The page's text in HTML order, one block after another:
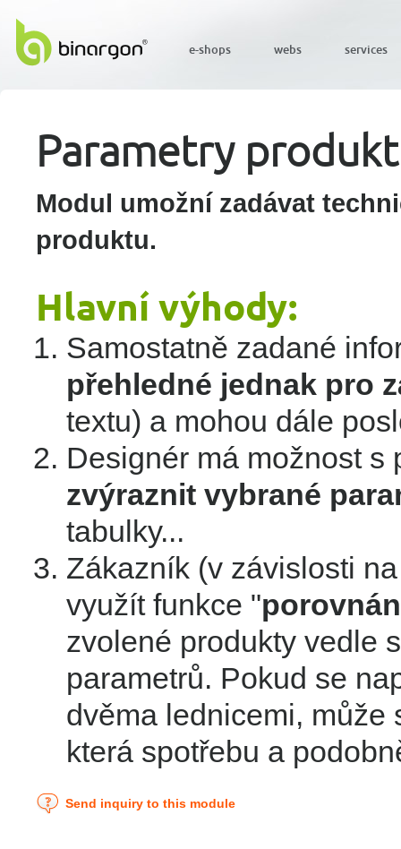
Parametry
Modul umožní zadávat
produktu.
Hlavní výhody:
Samostatně zadané
přehledné jednak pro
textu) a mohou dále
Designér má možnost s
zvýraznit vybrané
tabulky...
Zákazník (v závislosti
využít funkce "
zvolené produkty vedle
parametrů. Pokud se
dvěma lednicemi, může
která spotřebu a
Send inquiry to this module
e-shops webs services